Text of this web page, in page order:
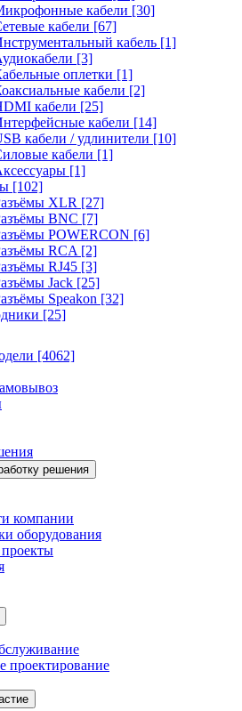
кабели [30]
кабели [67]
кабель [1]
[3]
оплетки [1]
кабели [2]
кабели [25]
кабели [14]
кабели / удлинители [10]
кабели [1]
[1]
[102]
XLR [27]
BNC [7]
POWERCON [6]
RCA [2]
RJ45 [3]
Jack [25]
Speakon [32]
[25]
[4062]
решения
компании
оборудования
проектирование